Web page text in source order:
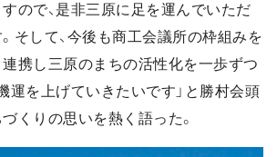
ので、是非三原に足を運んでいただ
そして、今後も商工会議所の枠組みを
携し三原のまちの活性化を一歩ずつ
運を上げていきたいです」と勝村会頭
くりの思いを熱く語った。